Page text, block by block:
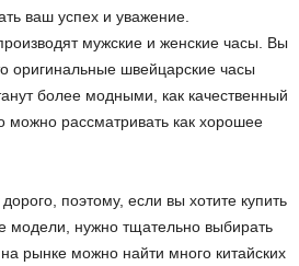
ваш успех и уважение.
мужские и женские часы. Вы
оригинальные швейцарские часы
более модными, как качественный
можно рассматривать как хорошее
поэтому, если вы хотите купить
модели, нужно тщательно выбирать
рынке можно найти много китайских